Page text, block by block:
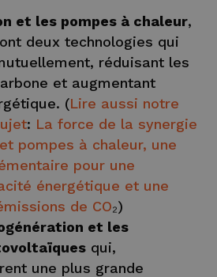
et les pompes à chaleur,
deux technologies qui
réduisant les
et augmentant
(Lire aussi notre
: La force de la synergie
pompes à chaleur, une
pour une
énergétique et une
de CO₂)
et les
qui,
une plus grande